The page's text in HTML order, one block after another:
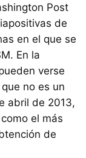
Post
de
en el que se
En la
verse
no es un
abril de 2013,
el más
de